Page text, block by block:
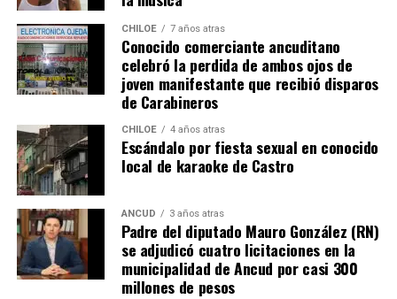
93% más de fondos en igual periodo. También se
subrayan inversiones emblemáticas en la región, como
la construcción de nuevos edificios consistoriales en
Chaitén y Dalcahue, ambos financiados en un 60% por
la Subdere, con más de 5.900 millones de pesos y 4.400
millones de pesos, respectivamente.
La minuta afirma que estos avances reflejan una apuesta
por la equidad territorial, y que se continuará apoyando
a las comunas con mayores necesidades, aunque en la
práctica, los alcaldes coinciden en que el actual
escenario genera incertidumbre y podría traducirse en
la paralización de iniciativas prioritarias para el
desarrollo local.
como un destino estratégico en el sur de
impulsando el turismo y fortaleciendo la economía
local. Resta ver si la apuesta del alcalde obtiene el
respaldo necesario para avanzar en esta ambiciosa
iniciativa.
CHILOE 7 años atras
Conocido comerciante ancuditano
celebró la perdida de ambos ojos de
joven manifestante que recibió disparos
de Carabineros
CHILOE 4 años atras
Escándalo por fiesta sexual en conocido
local de karaoke de Castro
ANCUD 3 años atras
Padre del diputado Mauro González (RN)
se adjudicó cuatro licitaciones en la
municipalidad de Ancud por casi 300
millones de pesos